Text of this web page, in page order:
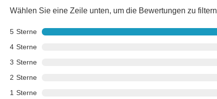
Wählen Sie eine Zeile unten, um die Bewertungen zu filtern
5 Sterne
4 Sterne
3 Sterne
2 Sterne
1 Sterne